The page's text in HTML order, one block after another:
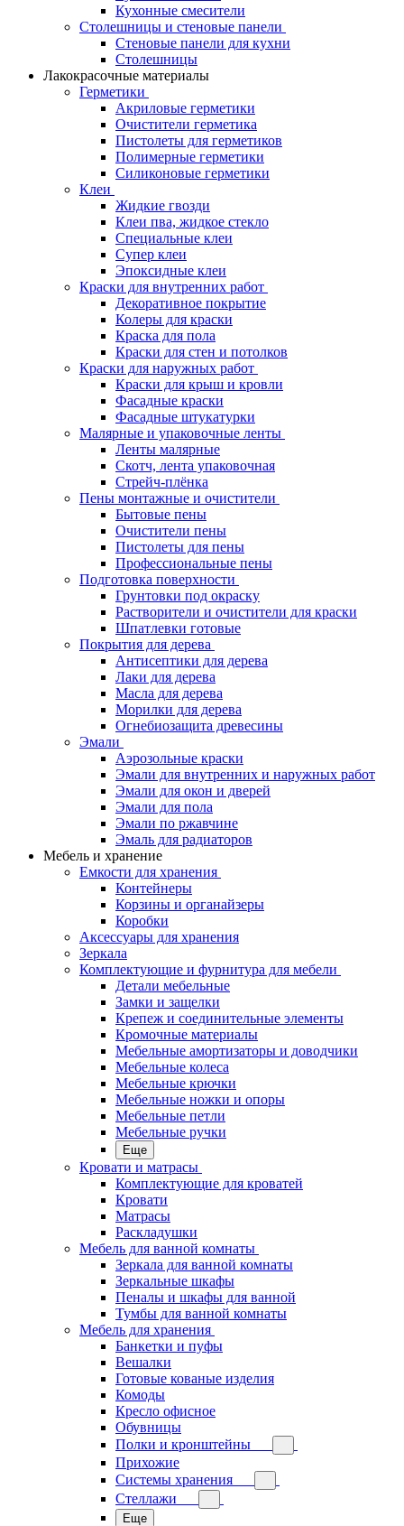
Кухонные смесители
Столешницы и стеновые панели
Стеновые панели для кухни
Столешницы
Лакокрасочные материалы
Герметики
Акриловые герметики
Очистители герметика
Пистолеты для герметиков
Полимерные герметики
Силиконовые герметики
Клеи
Жидкие гвозди
Клеи пва, жидкое стекло
Специальные клеи
Супер клеи
Эпоксидные клеи
Краски для внутренних работ
Декоративное покрытие
Колеры для краски
Краска для пола
Краски для стен и потолков
Краски для наружных работ
Краски для крыш и кровли
Фасадные краски
Фасадные штукатурки
Малярные и упаковочные ленты
Ленты малярные
Скотч, лента упаковочная
Стрейч-плёнка
Пены монтажные и очистители
Бытовые пены
Очистители пены
Пистолеты для пены
Профессиональные пены
Подготовка поверхности
Грунтовки под окраску
Растворители и очистители для краски
Шпатлевки готовые
Покрытия для дерева
Антисептики для дерева
Лаки для дерева
Масла для дерева
Морилки для дерева
Огнебиозащита древесины
Эмали
Аэрозольные краски
Эмали для внутренних и наружных работ
Эмали для окон и дверей
Эмали для пола
Эмали по ржавчине
Эмаль для радиаторов
Мебель и хранение
Емкости для хранения
Контейнеры
Корзины и органайзеры
Коробки
Аксессуары для хранения
Зеркала
Комплектующие и фурнитура для мебели
Детали мебельные
Замки и защелки
Крепеж и соединительные элементы
Кромочные материалы
Мебельные амортизаторы и доводчики
Мебельные колеса
Мебельные крючки
Мебельные ножки и опоры
Мебельные петли
Мебельные ручки
Еще
Кровати и матрасы
Комплектующие для кроватей
Кровати
Матрасы
Раскладушки
Мебель для ванной комнаты
Зеркала для ванной комнаты
Зеркальные шкафы
Пеналы и шкафы для ванной
Тумбы для ванной комнаты
Мебель для хранения
Банкетки и пуфы
Вешалки
Готовые кованые изделия
Комоды
Кресло офисное
Обувницы
Полки и кронштейны
Прихожие
Системы хранения
Стеллажи
Еще